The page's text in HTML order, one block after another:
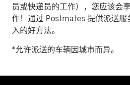
员或快递员的工作），您应该会
作！通过 Postmates 提供派送服
入的好方法。
*允许派送的车辆因城市而异。